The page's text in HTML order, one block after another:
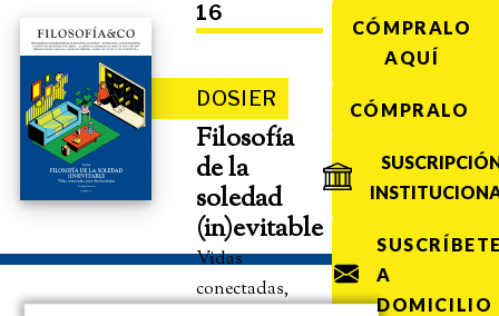
16
DOSIER
Filosofía
de la
soledad
(in)evitable
Vidas
conectadas,
CÓMPRALO
AQUÍ
CÓMPRALO
A
DOMICILIO